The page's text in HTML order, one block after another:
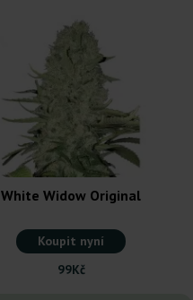
White Widow Original
Koupit nyní
99Kč